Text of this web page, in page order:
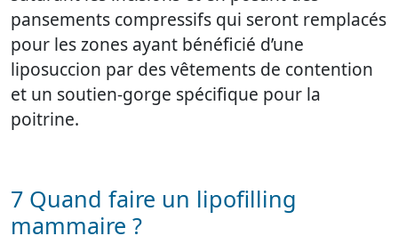
pansements compressifs qui seront remplacés
pour les zones ayant bénéficié d’une
liposuccion par des vêtements de contention
et un soutien-gorge spécifique pour la
poitrine.
7 Quand faire un lipofilling
mammaire ?